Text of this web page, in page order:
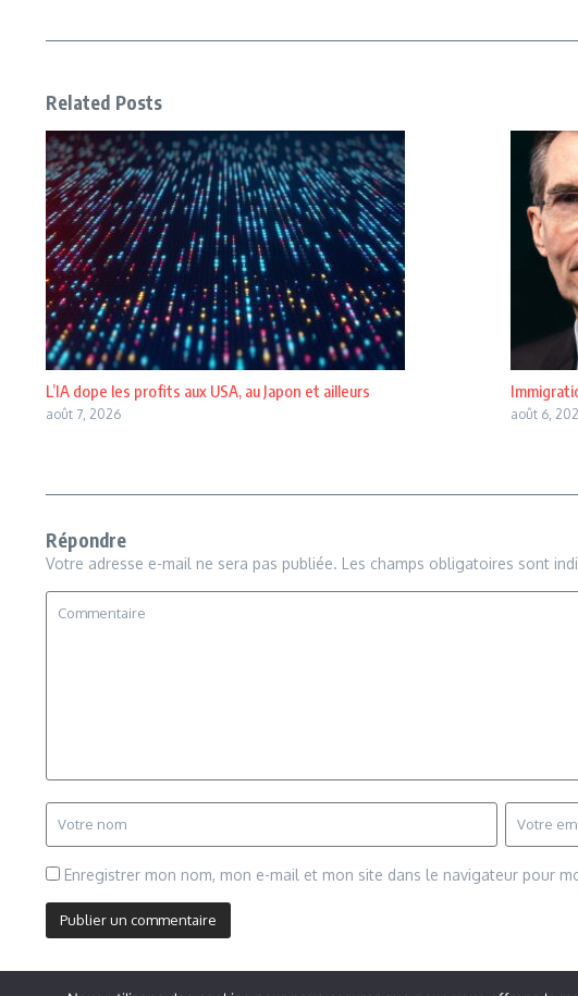
Related Posts
L’IA dope les profits aux USA, au Japon et ailleurs
août 7, 2026 août 6,
Répondre
Votre adresse e-mail ne sera pas publiée. Les champs obligatoires sont
Enregistrer mon nom, mon e-mail et mon site dans le navigateur pour